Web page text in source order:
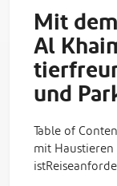
Mit
Al
und
Table of
mit